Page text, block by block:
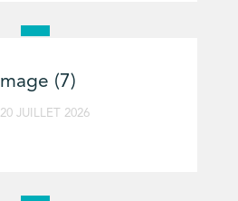
Image (7)
20 JUILLET 2026